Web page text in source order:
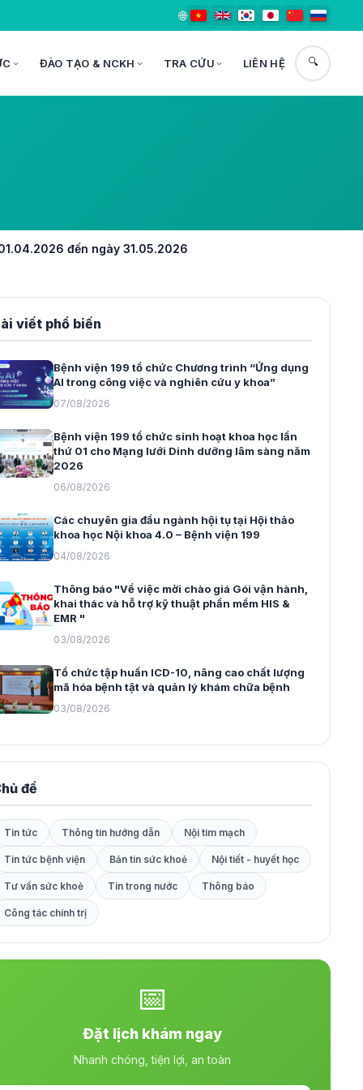
🌐
ĐÀO TẠO & NCKH TRA CỨU LIÊN HỆ 🔍
đến ngày 31.05.2026
viết phổ biến
Bệnh viện 199 tổ chức Chương trình “Ứng dụng
AI trong công việc và nghiên cứu y khoa”
07/08/2026
Bệnh viện 199 tổ chức sinh hoạt khoa học lần
thứ 01 cho Mạng lưới Dinh dưỡng lâm sàng năm
2026
06/08/2026
Các chuyên gia đầu ngành hội tụ tại Hội thảo
khoa học Nội khoa 4.0 – Bệnh viện 199
04/08/2026
Thông báo "Về việc mời chào giá Gói vận hành,
khai thác và hỗ trợ kỹ thuật phần mềm HIS &
EMR "
03/08/2026
Tổ chức tập huấn ICD-10, nâng cao chất lượng
mã hóa bệnh tật và quản lý khám chữa bệnh
03/08/2026
đề
Tin tức Thông tin hướng dẫn Nội tim mạch
Tin tức bệnh viện Bản tin sức khoẻ Nội tiết - huyết học
Tư vấn sức khoẻ Tin trong nước Thông báo
Công tác chính trị
📅
Đặt lịch khám ngay
Nhanh chóng, tiện lợi, an toàn